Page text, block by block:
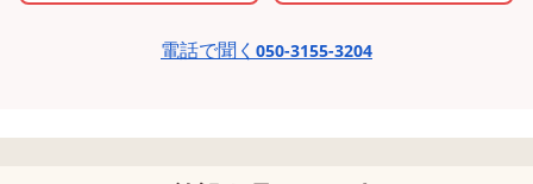
電話で聞く 050-3155-3204